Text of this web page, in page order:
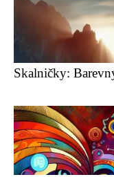
Skalničky: